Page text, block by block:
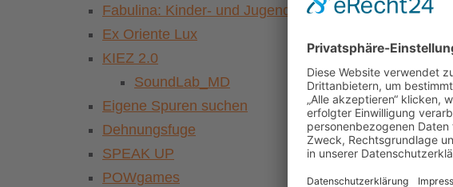
Fabulina: Kinder- und Jugendkulturfestival
Ex Oriente Lux
KIEZ 2.0
SoundLab_MD
Eigene Spuren suchen
Dehnungsfuge
SPEAK UP
POWgames